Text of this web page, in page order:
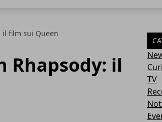
il film sui Queen
Rhapsody: il
TV